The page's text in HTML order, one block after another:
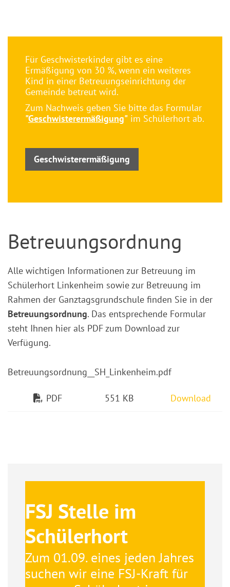
Für Geschwisterkinder gibt es eine
Ermäßigung von 30 %, wenn ein weiteres
Kind in einer Betreuungseinrichtung der
Gemeinde betreut wird.
Zum Nachweis geben Sie bitte das Formular
"Geschwisterermäßigung"im Schülerhort ab.
Geschwisterermäßigung
Betreuungsordnung
Alle wichtigen Informationen zur Betreuung im
Schülerhort Linkenheim sowie zur Betreuung im
Rahmen der Ganztagsgrundschule finden Sie in der
Betreuungsordnung. Das entsprechende Formular
steht Ihnen hier als PDF zum Download zur
Verfügung.
Betreuungsordnung__SH_Linkenheim.pdf
PDF 551 KB Download
FSJ Stelle im
Schülerhort
Zum 01.09. eines jeden Jahres
suchen wir eine FSJ-Kraft für